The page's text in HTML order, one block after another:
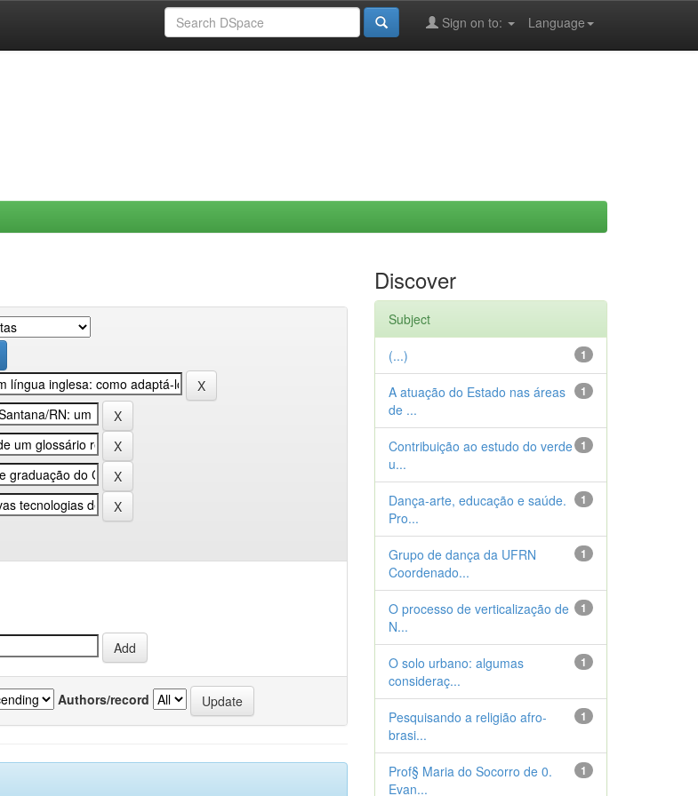
Language
Sign on to:
Authors/record
Discover
Subject
1
(...)
1
A atuação do Estado nas áreas
de ...
1
Contribuição ao estudo do verde
u...
1
Dança-arte, educação e saúde.
Pro...
1
Grupo de dança da UFRN
Coordenado...
1
O processo de verticalização de
N...
1
O solo urbano: algumas
consideraç...
1
Pesquisando a religião afro-
brasi...
1
Prof§ Maria do Socorro de 0.
Evan...